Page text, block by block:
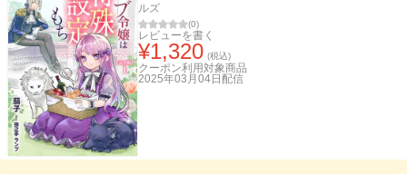
ルズ
(0)
レビューを書く
¥1,320 (税込)
クーポン利用対象商品
2025年03月04日 配信